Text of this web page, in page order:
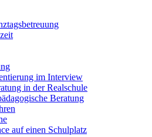
im Interview
in der Realschule
Beratung
auf einen Schulplatz